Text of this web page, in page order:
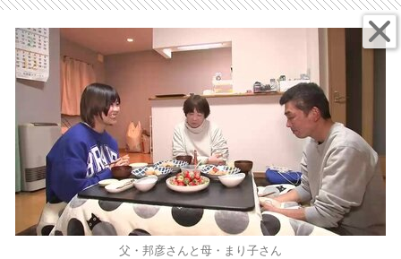
父・邦彦さんと母・まり子さん